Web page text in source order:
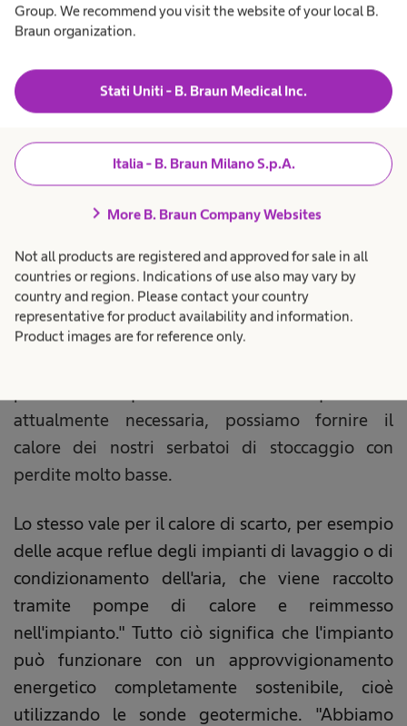
Group. We recommend you visit the website of your local B.
Braun organization.
Stati Uniti - B. Braun Medical Inc.
Italia - B. Braun Milano S.p.A.
chevron_right More B. Braun Company Websites
Not all products are registered and approved for sale in all
countries or regions. Indications of use also may vary by
country and region. Please contact your country
representative for product availability and information.
Product images are for reference only.
Utilizzo del calore di
scarto
Tuttavia, l'accumulo di energia è solo un aspetto
del concetto energetico globale di N.I.C.O. L'altro
è l'uso mirato di questa energia e, soprattutto, il
recupero del calore di scarto. André Schaller,
responsabile di produzione del Sempach
Competence Center, spiega: "Lavoriamo con
attualmente necessaria, possiamo fornire il
calore dei nostri serbatoi di stoccaggio con
perdite molto basse.
Lo stesso vale per il calore di scarto, per esempio
delle acque reflue degli impianti di lavaggio o di
condizionamento dell'aria, che viene raccolto
tramite pompe di calore e reimmesso
nell'impianto." Tutto ciò significa che l'impianto
può funzionare con un approvvigionamento
energetico completamente sostenibile, cioè
utilizzando le sonde geotermiche. "Abbiamo